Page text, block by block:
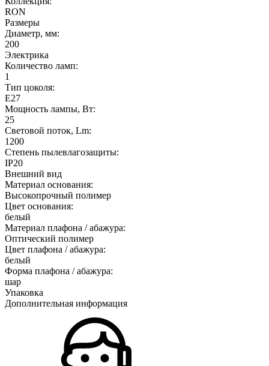
RON
Размеры
Диаметр, мм:
200
Электрика
Количество ламп:
1
Тип цоколя:
E27
Мощность лампы, Вт:
25
Световой поток, Lm:
1200
Степень пылевлагозащиты:
IP20
Внешний вид
Материал основания:
Высокопрочный полимер
Цвет основания:
белый
Материал плафона / абажура:
Оптический полимер
Цвет плафона / абажура:
белый
Форма плафона / абажура:
шар
Упаковка
Дополнительная информация